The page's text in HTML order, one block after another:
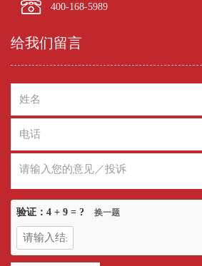
400-168-5989
给我们留言
验证： 4 + 9 = ? 换一题